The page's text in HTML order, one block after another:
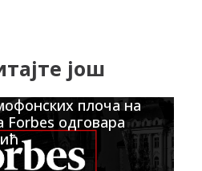
још
плоча на
Forbes одговара